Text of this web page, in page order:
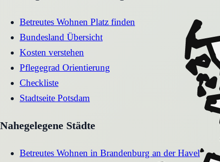
Betreutes Wohnen Platz finden
Bundesland Übersicht
Kosten verstehen
Pflegegrad Orientierung
Checkliste
Stadtseite Potsdam
Nahegelegene Städte
Betreutes Wohnen in Brandenburg an der Havel